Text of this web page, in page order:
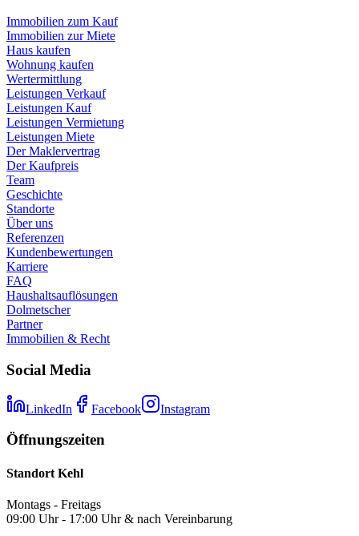
Immobilien zum Kauf
Immobilien zur Miete
Haus kaufen
Wohnung kaufen
Wertermittlung
Leistungen Verkauf
Leistungen Kauf
Leistungen Vermietung
Leistungen Miete
Der Maklervertrag
Der Kaufpreis
Team
Geschichte
Standorte
Über uns
Referenzen
Kundenbewertungen
Karriere
FAQ
Haushaltsauflösungen
Dolmetscher
Partner
Immobilien & Recht
Social Media
LinkedIn Facebook Instagram
Öffnungszeiten
Standort Kehl
Montags - Freitags
09:00 Uhr - 17:00 Uhr & nach Vereinbarung